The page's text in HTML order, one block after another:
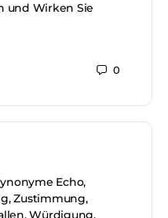
und Wirken Sie
0
Echo,
Zustimmung,
Würdigung,